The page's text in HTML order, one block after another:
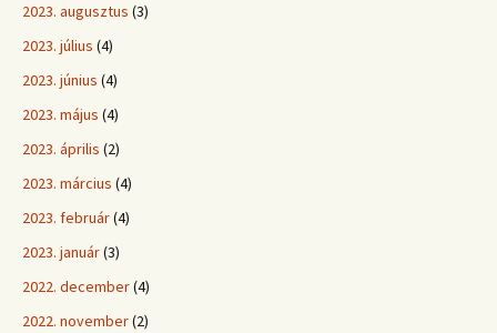
2023. augusztus (3)
2023. július (4)
2023. június (4)
2023. május (4)
2023. április (2)
2023. március (4)
2023. február(4)
2023. január(3)
2022. december(4)
2022. november(2)